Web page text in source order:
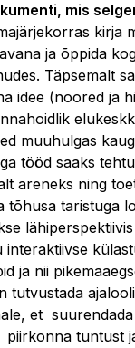
mis
kirja
ja õppida
Täpsemalt
idee (noored ja
muuhulgas
tööd saaks
areneks ning
taristuga
interaktiivse
ja nii
tutvustada
et
piirkonna tuntust